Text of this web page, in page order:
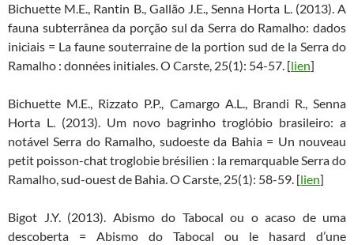
Bichuette M.E., Rantin B., Gallão J.E., Senna Horta L. (2013). A
fauna subterrânea da porção sul da Serra do Ramalho: dados
iniciais = La faune souterraine de la portion sud de la Serra do
Ramalho : données initiales. O Carste, 25(1): 54-57. [lien]
Bichuette M.E., Rizzato P.P., Camargo A.L., Brandi R., Senna
Horta L. (2013). Um novo bagrinho troglóbio brasileiro: a
notável Serra do Ramalho, sudoeste da Bahia = Un nouveau
petit poisson-chat troglobie brésilien : la remarquable Serra do
Ramalho, sud-ouest de Bahia. O Carste, 25(1): 58-59. [lien]
Bigot J.Y. (2013). Abismo do Tabocal ou o acaso de uma
descoberta = Abismo do Tabocal ou le hasard d’une